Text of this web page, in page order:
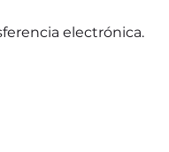
electrónica.